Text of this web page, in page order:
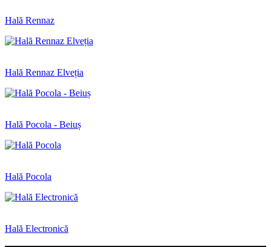
Hală Rennaz
Hală Rennaz Elveția
Hală Pocola - Beiuș
Hală Pocola
Hală Electronică